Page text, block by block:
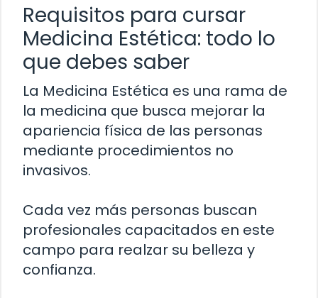
Requisitos para cursar
Medicina Estética: todo lo
que debes saber
La Medicina Estética es una rama de
la medicina que busca mejorar la
apariencia física de las personas
mediante procedimientos no
invasivos.
Cada vez más personas buscan
profesionales capacitados en este
campo para realzar su belleza y
confianza.